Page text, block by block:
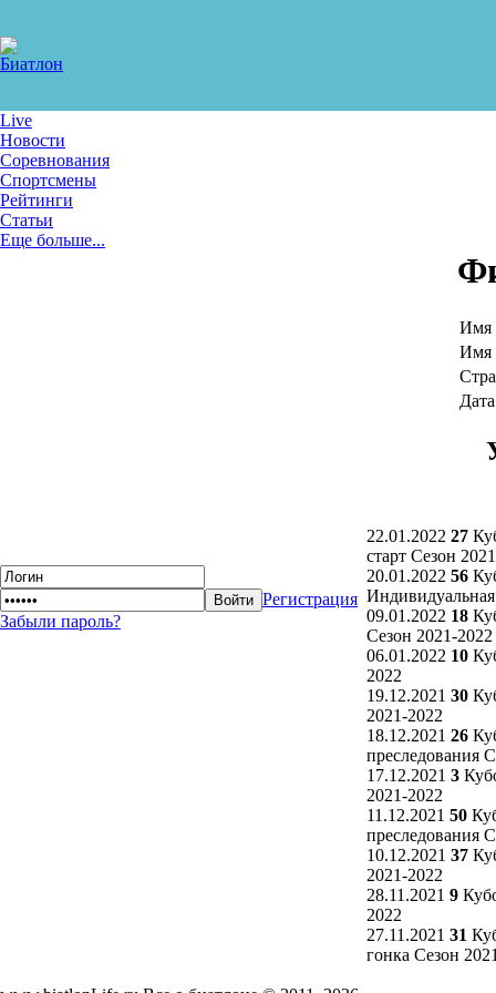
Live
Новости
Соревнования
Спортсмены
Рейтинги
Статьи
Еще больше...
Регистрация
Забыли пароль?
Имя
Имя
22.01.2022 27
старт Сезон
20.01.2022 56
09.01.2022 18
Сезон 2021-2022
06.01.2022 10
2022
19.12.2021 30
2021-2022
18.12.2021 26
преследования
17.12.2021 3
2021-2022
11.12.2021 50
преследования
10.12.2021 37
2021-2022
28.11.2021 9
2022
27.11.2021 31
гонка Сезон